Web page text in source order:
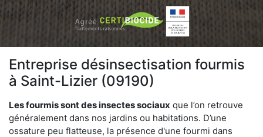
Entreprise désinsectisation fourmis
à Saint-Lizier (09190)
Les fourmis sont des insectes sociaux que l’on retrouve
généralement dans nos jardins ou habitations. D’une
ossature peu flatteuse, la présence d'une fourmi dans